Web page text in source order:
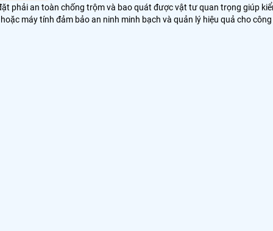
phải an toàn chống trộm và bao quát được vật tư quan trọng giúp
máy tính đảm bảo an ninh minh bạch và quản lý hiệu quả cho công